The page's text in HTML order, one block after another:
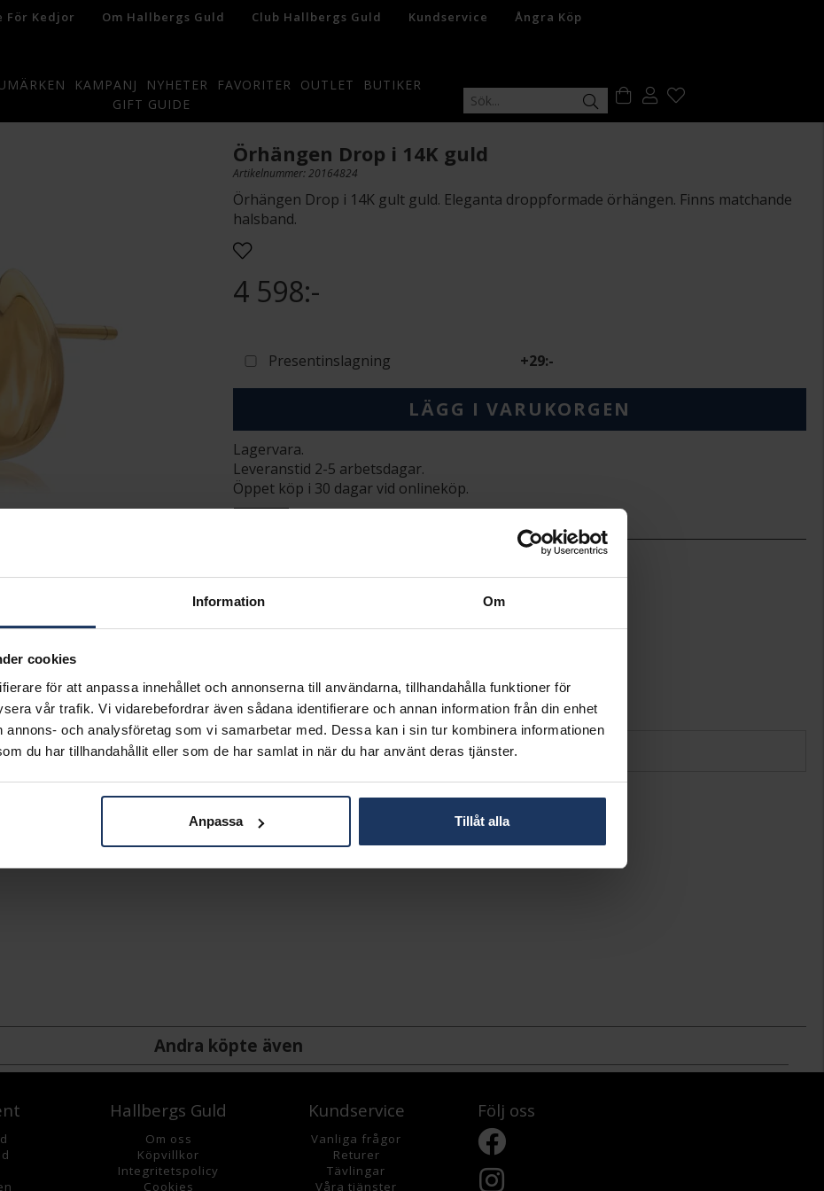
Information Om
cookies
för att anpassa innehållet och annonserna till användarna, tillhandahålla funktioner för
vår trafik. Vi vidarebefordrar även sådana identifierare och annan information från din enhet
annons- och analysföretag som vi samarbetar med. Dessa kan i sin tur kombinera informationen
du har tillhandahållit eller som de har samlat in när du har använt deras tjänster.
Anpassa Tillåt alla
För Kedjor Om Hallbergs Guld Club Hallbergs Guld Kundservice Ångra Köp
KAMPANJ NYHETER FAVORITER OUTLET
BUTIKER
GIFT GUIDE
Örhängen Drop i 14K guld
Artikelnummer: 20164824
Örhängen Drop i 14K gult guld. Eleganta droppformade örhängen. Finns matchande
halsband.
4 598:-
Presentinslagning +29:-
LÄGG I VARUKORGEN
Lagervara.
Leveranstid 2-5 arbetsdagar.
Öppet köp i 30 dagar vid onlineköp.
HÖJD CA (MM)
11,5
VARUMÄRKE
MATERIAL
Guld
Matchande produkter och andra varianter
Andra köpte även
Hallbergs Guld
Om oss
Köpvillkor
Integritetspolicy
Cookies
Kundservice
Vanliga frågor
Returer
Tävlingar
Våra tjänster
Följ oss